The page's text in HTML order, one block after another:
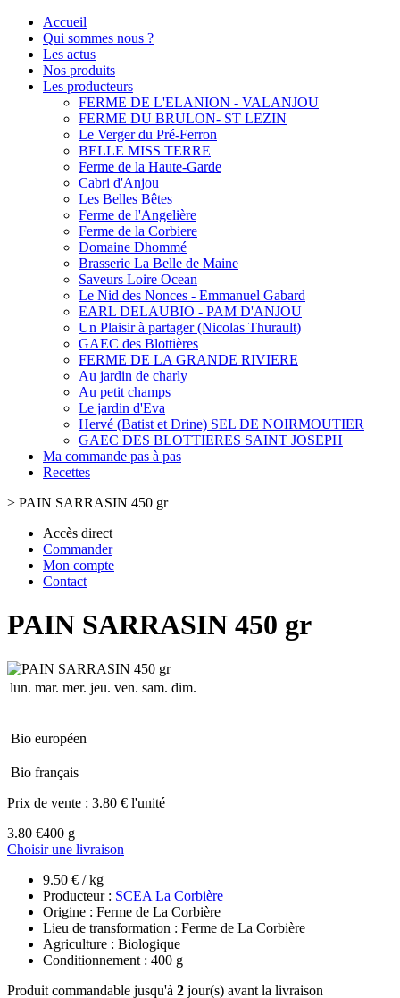
Accueil
Qui sommes nous ?
Les actus
Nos produits
Les producteurs
FERME DE L'ELANION - VALANJOU
FERME DU BRULON- ST LEZIN
Le Verger du Pré-Ferron
BELLE MISS TERRE
Ferme de la Haute-Garde
Cabri d'Anjou
Les Belles Bêtes
Ferme de l'Angelière
Ferme de la Corbiere
Domaine Dhommé
Brasserie La Belle de Maine
Saveurs Loire Ocean
Le Nid des Nonces - Emmanuel Gabard
EARL DELAUBIO - PAM D'ANJOU
Un Plaisir à partager (Nicolas Thurault)
GAEC des Blottières
FERME DE LA GRANDE RIVIERE
Au jardin de charly
Au petit champs
Le jardin d'Eva
Hervé (Batist et Drine) SEL DE NOIRMOUTIER
GAEC DES BLOTTIERES SAINT JOSEPH
Ma commande pas à pas
Recettes
> PAIN SARRASIN 450 gr
Accès direct
Commander
Mon compte
Contact
PAIN SARRASIN 450 gr
lun. mar. mer. jeu. ven. sam. dim.
Bio européen
Bio français
Prix de vente : 3.80 € l'unité
3.80 €400 g
Choisir une livraison
9.50 € / kg
Producteur : SCEA La Corbière
Origine : Ferme de La Corbière
Lieu de transformation : Ferme de La Corbière
Agriculture : Biologique
Conditionnement : 400 g
Produit commandable jusqu'à 2 jour(s) avant la livraison